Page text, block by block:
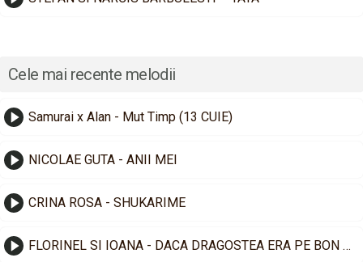
Cele mai recente melodii
Samurai x Alan - Mut Timp (13 CUIE)
NICOLAE GUTA - ANII MEI
CRINA ROSA - SHUKARIME
FLORINEL SI IOANA - DACA DRAGOSTEA ERA PE BON FISCAL